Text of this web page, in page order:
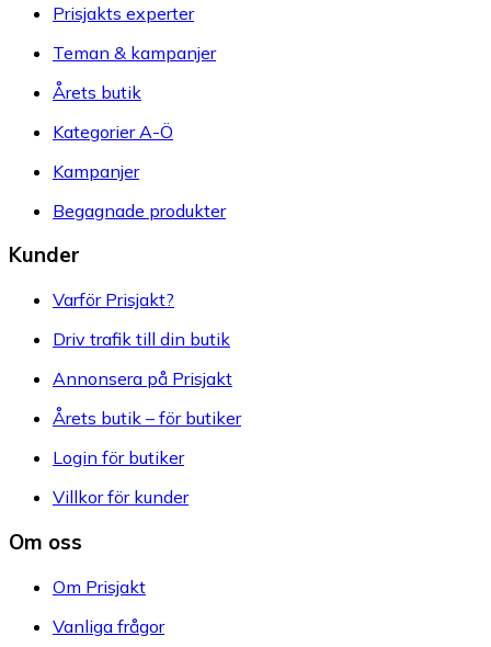
Prisjakts experter
Teman & kampanjer
Årets butik
Kategorier A-Ö
Kampanjer
Begagnade produkter
Kunder
Varför Prisjakt?
Driv trafik till din butik
Annonsera på Prisjakt
Årets butik – för butiker
Login för butiker
Villkor för kunder
Om oss
Om Prisjakt
Vanliga frågor